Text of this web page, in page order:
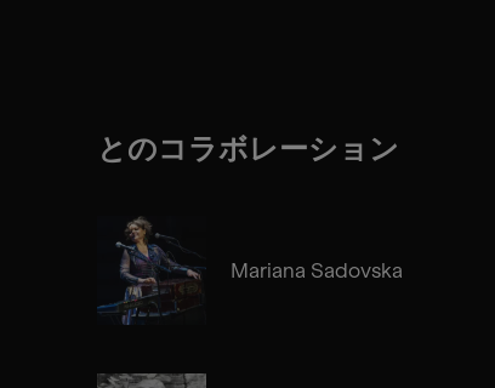
とのコラボレーション
Mariana Sadovska